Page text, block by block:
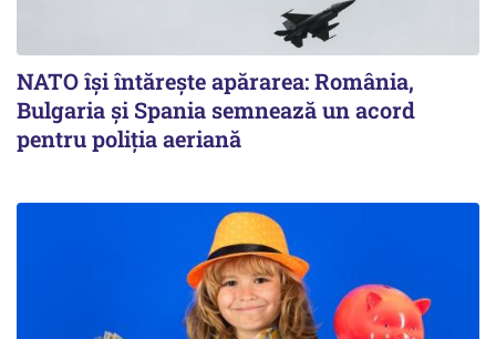
NATO își întărește apărarea: România,
Bulgaria și Spania semnează un acord
pentru poliția aeriană